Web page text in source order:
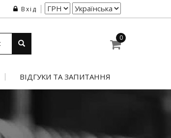
Вхід
0
ВІДГУКИ ТА ЗАПИТАННЯ